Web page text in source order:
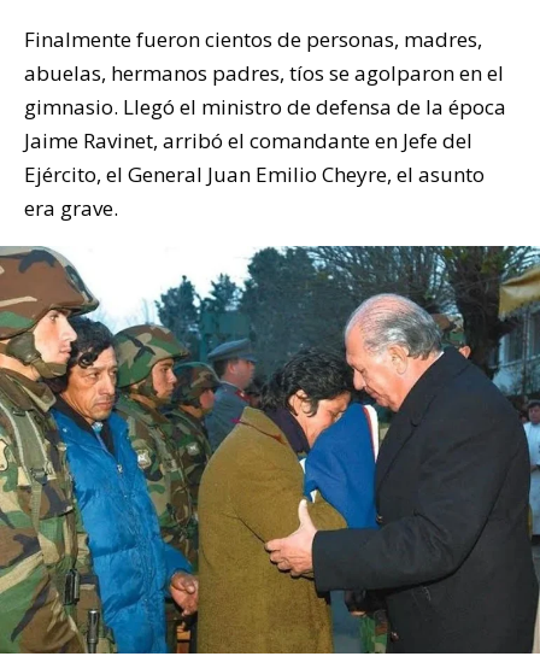
Finalmente fueron cientos de personas, madres,
abuelas, hermanos padres, tíos se agolparon en el
gimnasio. Llegó el ministro de defensa de la época
Jaime Ravinet, arribó el comandante en Jefe del
Ejército, el General Juan Emilio Cheyre, el asunto
era grave.